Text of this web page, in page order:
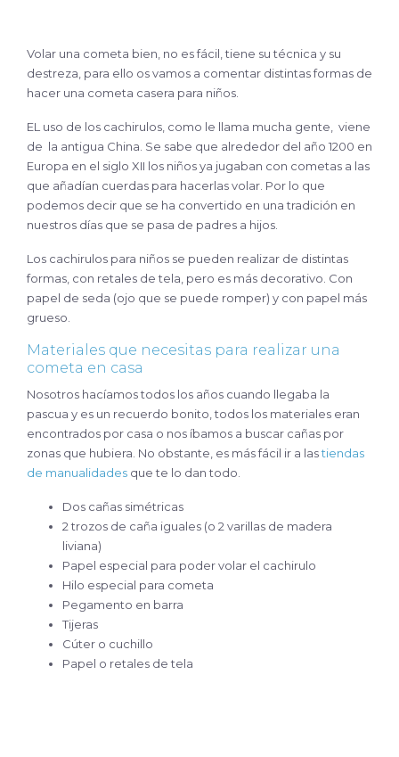
Volar una cometa bien, no es fácil, tiene su técnica y su
destreza, para ello os vamos a comentar distintas formas de
hacer una cometa casera para niños.
EL uso de los cachirulos, como le llama mucha gente, viene
de la antigua China. Se sabe que alrededor del año 1200 en
Europa en el siglo XII los niños ya jugaban con cometas a las
que añadían cuerdas para hacerlas volar. Por lo que
podemos decir que se ha convertido en una tradición en
nuestros días que se pasa de padres a hijos.
Los cachirulos para niños se pueden realizar de distintas
formas, con retales de tela, pero es más decorativo. Con
papel de seda (ojo que se puede romper) y con papel más
grueso.
Materiales que necesitas para realizar una
cometa en casa
Nosotros hacíamos todos los años cuando llegaba la
pascua y es un recuerdo bonito, todos los materiales eran
encontrados por casa o nos íbamos a buscar cañas por
zonas que hubiera. No obstante, es más fácil ir a lastiendas
de manualidades que te lo dan todo.
Dos cañas simétricas
2 trozos de caña iguales (o 2 varillas de madera
liviana)
Papel especial para poder volar el cachirulo
Hilo especial para cometa
Pegamento en barra
Tijeras
Cúter o cuchillo
Papel o retales de tela